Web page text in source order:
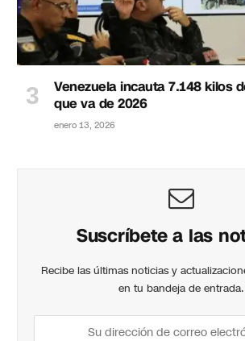
Venezuela incauta 7.148 kilos
que va de 2026
enero 13, 2026
Suscríbete a las
Recibe las últimas noticias y
en tu bandeja de entrada.